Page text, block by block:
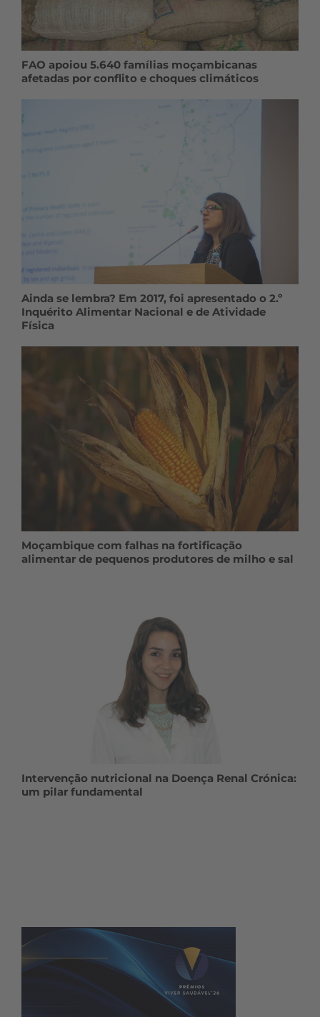
FAO apoiou 5.640 famílias moçambicanas
afetadas por conflito e choques climáticos
Ainda se lembra? Em 2017, foi apresentado o 2.º
Inquérito Alimentar Nacional e de Atividade
Física
Moçambique com falhas na fortificação
alimentar de pequenos produtores de milho e sal
Intervenção nutricional na Doença Renal Crónica:
um pilar fundamental